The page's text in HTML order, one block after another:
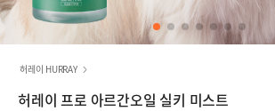
허레이 HURRAY
허레이 프로 아르간오일 실키 미스트